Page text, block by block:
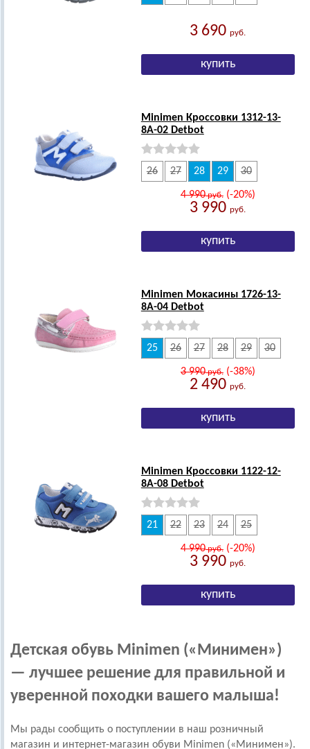
3 690руб.
Minimen Кроссовки 1312-13-
8А-02 Detbot
26 27 28 29 30
4 990руб.(-20%)
3 990руб.
Minimen Мокасины 1726-13-
8А-04 Detbot
25 26 27 28 29 30
3 990руб.(-38%)
2 490руб.
Minimen Кроссовки 1122-12-
8А-08 Detbot
21 22 23 24 25
4 990руб.(-20%)
3 990руб.
Детская обувь Minimen («Минимен»)
— лучшее решение для правильной и
уверенной походки вашего малыша!
Мы рады сообщить о поступлении в наш розничный
магазин и интернет-магазин обуви Minimen («Минимен»).